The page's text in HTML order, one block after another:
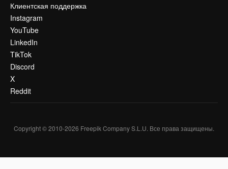
Клиентская поддержка
Instagram
YouTube
LinkedIn
TikTok
Discord
X
Reddit
Copyright © 2010-2026 Freepik Company S.L.U. Все права защищены.